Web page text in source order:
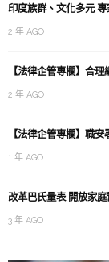
印度族群、文化多元
2 年 AGO
【法律企管專欄】合
2 年 AGO
【法律企管專欄】職
1 年 AGO
改革巴氏量表 開放家
3 年 AGO